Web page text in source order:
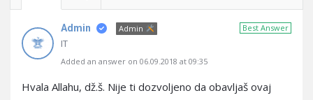
Best Answer
Admin Admin
IT
Added an answer on 06.09.2018 at 09:35
Hvala Allahu, dž.š. Nije ti dozvoljeno da obavljaš ovaj